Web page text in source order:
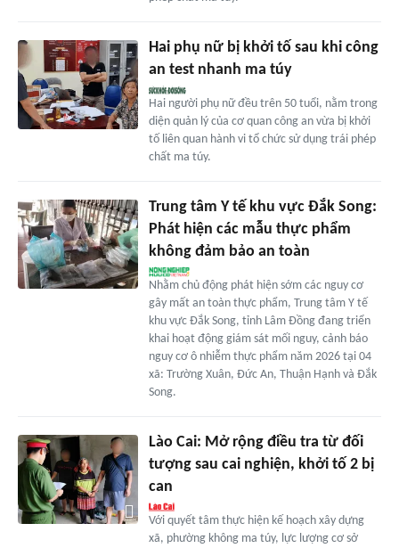
Hai phụ nữ bị khởi tố sau khi công
an test nhanh ma túy
Hai người phụ nữ đều trên 50 tuổi, nằm trong
diện quản lý của cơ quan công an vừa bị khởi
tố liên quan hành vi tổ chức sử dụng trái phép
chất ma túy.
Trung tâm Y tế khu vực Đắk Song:
Phát hiện các mẫu thực phẩm
không đảm bảo an toàn
Nhằm chủ động phát hiện sớm các nguy cơ
gây mất an toàn thực phẩm, Trung tâm Y tế
khu vực Đắk Song, tỉnh Lâm Đồng đang triển
khai hoạt động giám sát mối nguy, cảnh báo
nguy cơ ô nhiễm thực phẩm năm 2026 tại 04
xã: Trường Xuân, Đức An, Thuận Hạnh và Đắk
Song.
Lào Cai: Mở rộng điều tra từ đối
tượng sau cai nghiện, khởi tố 2 bị
can
Với quyết tâm thực hiện kế hoạch xây dựng
xã, phường không ma túy, lực lượng cơ sở